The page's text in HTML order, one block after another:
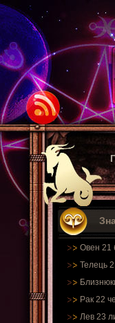
Овен 21
Телець
Рак 22
Лев 23